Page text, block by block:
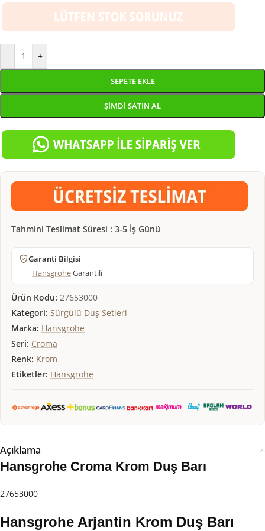
- +
SEPETE EKLE
ŞIMDI SATIN AL
Tahmini Teslimat Süresi : 3-5 İş Günü
Garanti Bilgisi
HansgroheGarantili
Ürün Kodu: 27653000
Kategori: Sürgülü Duş Setleri
Marka: Hansgrohe
Seri: Croma
Renk: Krom
Etiketler: Hansgrohe
Açıklama
Hansgrohe Croma Krom Duş Barı
27653000
Hansgrohe Arjantin Krom Duş Barı